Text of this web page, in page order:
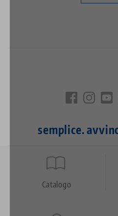
semplice.
Quicklinks
FooterCatalogo